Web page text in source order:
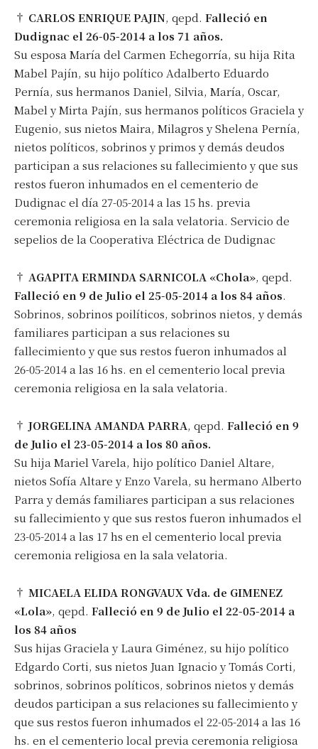
† CARLOS ENRIQUE PAJIN, qepd. Falleció en
Dudignac el 26-05-2014 a los 71 años.
Su esposa María del Carmen Echegorría, su hija Rita
Mabel Pajín, su hijo político Adalberto Eduardo
Pernía, sus hermanos Daniel, Silvia, María, Oscar,
Mabel y Mirta Pajín, sus hermanos políticos Graciela y
Eugenio, sus nietos Maira, Milagros y Shelena Pernía,
nietos políticos, sobrinos y primos y demás deudos
participan a sus relaciones su fallecimiento y que sus
restos fueron inhumados en el cementerio de
Dudignac el día 27-05-2014 a las 15 hs. previa
ceremonia religiosa en la sala velatoria. Servicio de
sepelios de la Cooperativa Eléctrica de Dudignac
† AGAPITA ERMINDA SARNICOLA «Chola», qepd.
Falleció en 9 de Julio el 25-05-2014 a los 84 años.
Sobrinos, sobrinos poilíticos, sobrinos nietos, y demás
familiares participan a sus relaciones su
fallecimiento y que sus restos fueron inhumados al
26-05-2014 a las 16 hs. en el cementerio local previa
ceremonia religiosa en la sala velatoria.
† JORGELINA AMANDA PARRA, qepd. Falleció en 9
de Julio el 23-05-2014 a los 80 años.
Su hija Mariel Varela, hijo político Daniel Altare,
nietos Sofía Altare y Enzo Varela, su hermano Alberto
Parra y demás familiares participan a sus relaciones
su fallecimiento y que sus restos fueron inhumados el
23-05-2014 a las 17 hs en el cementerio local previa
ceremonia religiosa en la sala velatoria.
† MICAELA ELIDA RONGVAUX Vda. de GIMENEZ
«Lola», qepd. Falleció en 9 de Julio el 22-05-2014 a
los 84 años
Sus hijas Graciela y Laura Giménez, su hijo político
Edgardo Corti, sus nietos Juan Ignacio y Tomás Corti,
sobrinos, sobrinos políticos, sobrinos nietos y demás
deudos participan a sus relaciones su fallecimiento y
que sus restos fueron inhumados el 22-05-2014 a las 16
hs. en el cementerio local previa ceremonia religiosa